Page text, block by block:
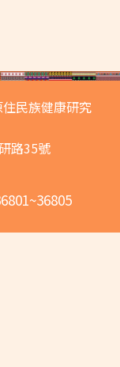
民族健康研究
路35號